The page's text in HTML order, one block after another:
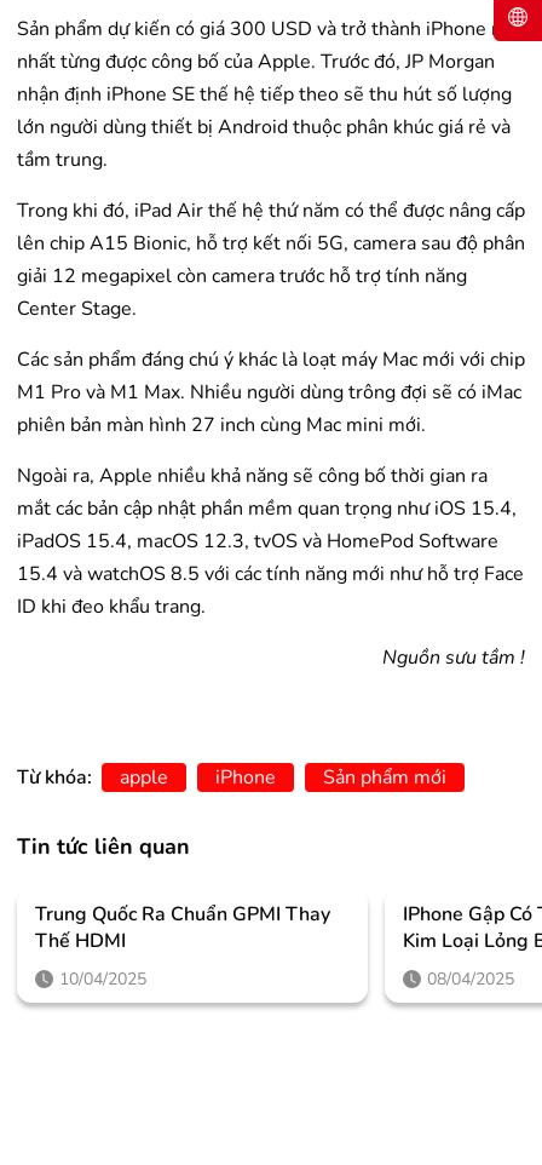
Sản phẩm dự kiến có giá 300 USD và trở thành iPhone rẻ
nhất từng được công bố của Apple. Trước đó, JP Morgan
nhận định iPhone SE thế hệ tiếp theo sẽ thu hút số lượng
lớn người dùng thiết bị Android thuộc phân khúc giá rẻ và
tầm trung.
Trong khi đó, iPad Air thế hệ thứ năm có thể được nâng cấp
lên chip A15 Bionic, hỗ trợ kết nối 5G, camera sau độ phân
giải 12 megapixel còn camera trước hỗ trợ tính năng
Center Stage.
Các sản phẩm đáng chú ý khác là loạt máy Mac mới với chip
M1 Pro và M1 Max. Nhiều người dùng trông đợi sẽ có iMac
phiên bản màn hình 27 inch cùng Mac mini mới.
Ngoài ra, Apple nhiều khả năng sẽ công bố thời gian ra
mắt các bản cập nhật phần mềm quan trọng như iOS 15.4,
iPadOS 15.4, macOS 12.3, tvOS và HomePod Software
15.4 và watchOS 8.5 với các tính năng mới như hỗ trợ Face
ID khi đeo khẩu trang.
Nguồn sưu tầm !
Từ khóa: apple iPhone Sản phẩm mới
Tin tức liên quan
Trung Quốc Ra Chuẩn GPMI Thay
Thế HDMI
10/04/2025
IPhone Gập
Kim Loại Lỏng
08/04/2025